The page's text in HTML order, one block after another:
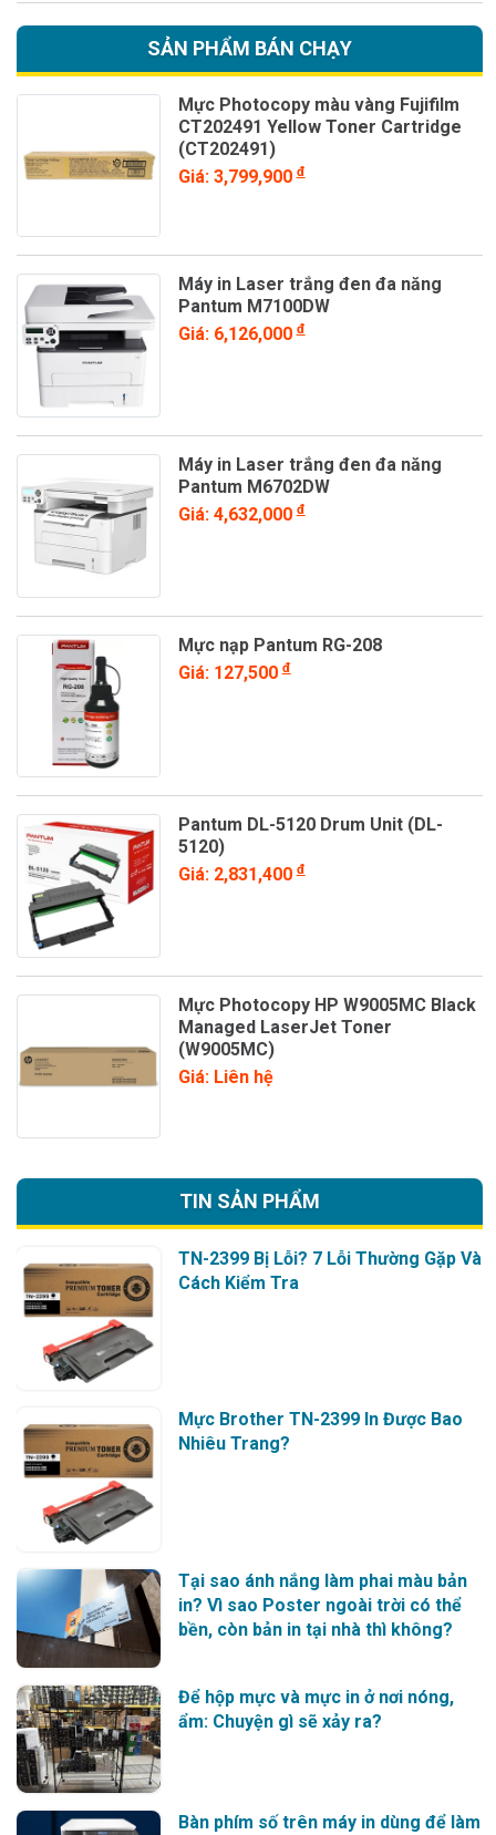
SẢN PHẨM BÁN CHẠY
Mực Photocopy màu vàng Fujifilm
CT202491 Yellow Toner Cartridge
(CT202491)
Giá: 3,799,900đ
Máy in Laser trắng đen đa năng
Pantum M7100DW
Giá: 6,126,000đ
Máy in Laser trắng đen đa năng
Pantum M6702DW
Giá: 4,632,000đ
Mực nạp Pantum RG-208
Giá: 127,500đ
Pantum DL-5120 Drum Unit (DL-
5120)
Giá: 2,831,400đ
Mực Photocopy HP W9005MC Black
Managed LaserJet Toner
(W9005MC)
Giá: Liên hệ
TIN SẢN PHẨM
TN-2399 Bị Lỗi? 7 Lỗi Thường Gặp Và
Cách Kiểm Tra
Mực Brother TN-2399 In Được Bao
Nhiêu Trang?
Tại sao ánh nắng làm phai màu bản
in? Vì sao Poster ngoài trời có thể
bền, còn bản in tại nhà thì không?
Để hộp mực và mực in ở nơi nóng,
ẩm: Chuyện gì sẽ xảy ra?
Bàn phím số trên máy in dùng để làm